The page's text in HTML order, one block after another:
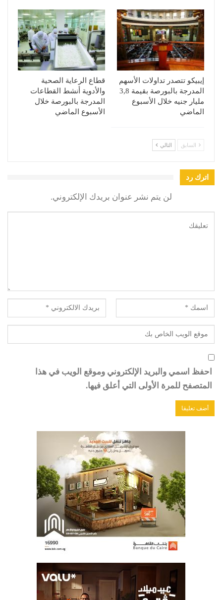
إيبيكو تتصدر تداولات الأسهم
المدرجة بالبورصة بقيمة 3,8
مليار جنيه خلال الأسبوع
الماضي
قطاع الرعاية الصحية
والأدوية أنشط القطاعات
المدرجة بالبورصة خلال
الأسبوع الماضي
السابق التالي
اترك رد
لن يتم نشر عنوان بريدك الإلكتروني.
احفظ اسمي والبريد الإلكتروني وموقع الويب في هذا
المتصفح للمرة الأولى التي أعلق فيها.